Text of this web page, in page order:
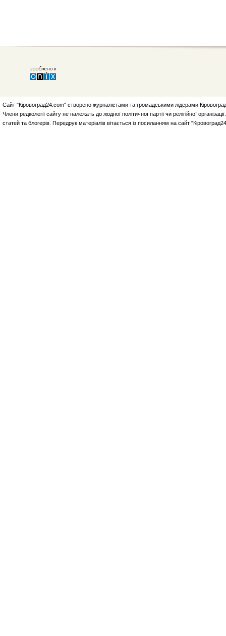
Сайт "Кіровоград24.com" створено журналістами та громадськими лідерами
Члени редколегії сайту не належать до жодної політичної партії чи релігійної
статей та блогерів. Передрук матеріалів вітається із посиланням на сайт